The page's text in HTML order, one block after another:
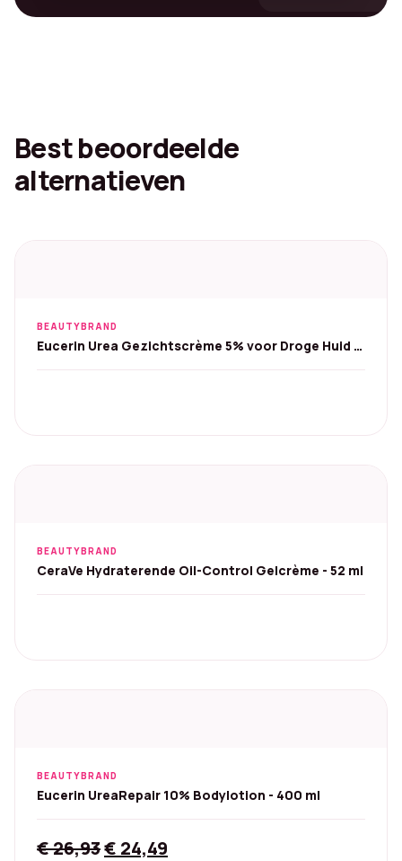
Best beoordeelde
alternatieven
BEAUTYBRAND
Eucerin Urea Gezichtscrème 5% voor Droge Huid -
BEAUTYBRAND
CeraVe Hydraterende Oil-Control Gelcrème - 52 ml
BEAUTYBRAND
Eucerin UreaRepair 10% Bodylotion - 400 ml
€26,93Original
€ 24,49